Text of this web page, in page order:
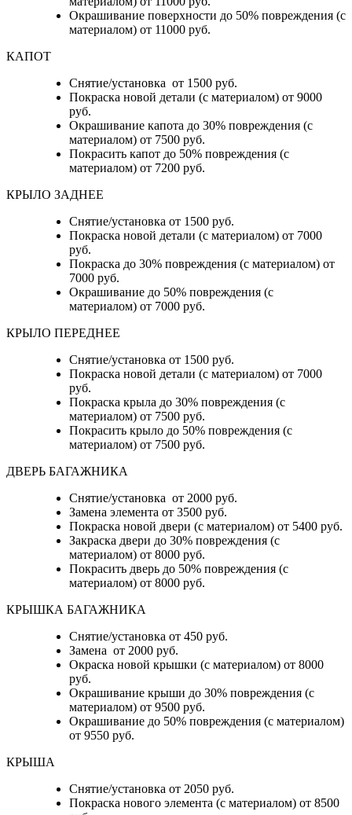
Окрашивание поверхности до 50% повреждения (с
материалом) от 11000 руб.
КАПОТ
Снятие/установка от 1500 руб.
Покраска новой детали (с материалом) от 9000
руб.
Окрашивание капота до 30% повреждения (с
материалом) от 7500 руб.
Покрасить капот до 50% повреждения (с
материалом) от 7200 руб.
КРЫЛО ЗАДНЕЕ
Снятие/установка от 1500 руб.
Покраска новой детали (с материалом) от 7000
руб.
Покраска до 30% повреждения (с материалом) от
7000 руб.
Окрашивание до 50% повреждения (с
материалом) от 7000 руб.
КРЫЛО ПЕРЕДНЕЕ
Снятие/установка от 1500 руб.
Покраска новой детали (с материалом) от 7000
руб.
Покраска крыла до 30% повреждения (с
материалом) от 7500 руб.
Покрасить крыло до 50% повреждения (с
материалом) от 7500 руб.
ДВЕРЬ БАГАЖНИКА
Снятие/установка от 2000 руб.
Замена элемента от 3500 руб.
Покраска новой двери (с материалом) от 5400 руб.
Закраска двери до 30% повреждения (с
материалом) от 8000 руб.
Покрасить дверь до 50% повреждения (с
материалом) от 8000 руб.
КРЫШКА БАГАЖНИКА
Снятие/установка от 450 руб.
Замена от 2000 руб.
Окраска новой крышки (с материалом) от 8000
руб.
Окрашивание крыши до 30% повреждения (с
материалом) от 9500 руб.
Окрашивание до 50% повреждения (с материалом)
от 9550 руб.
КРЫША
Снятие/установка от 2050 руб.
Покраска нового элемента (с материалом) от 8500